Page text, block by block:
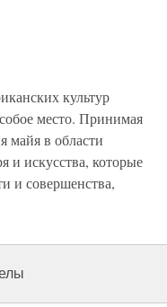
культур
место. Принимая
майя в области
и искусства, которые
и совершенства,